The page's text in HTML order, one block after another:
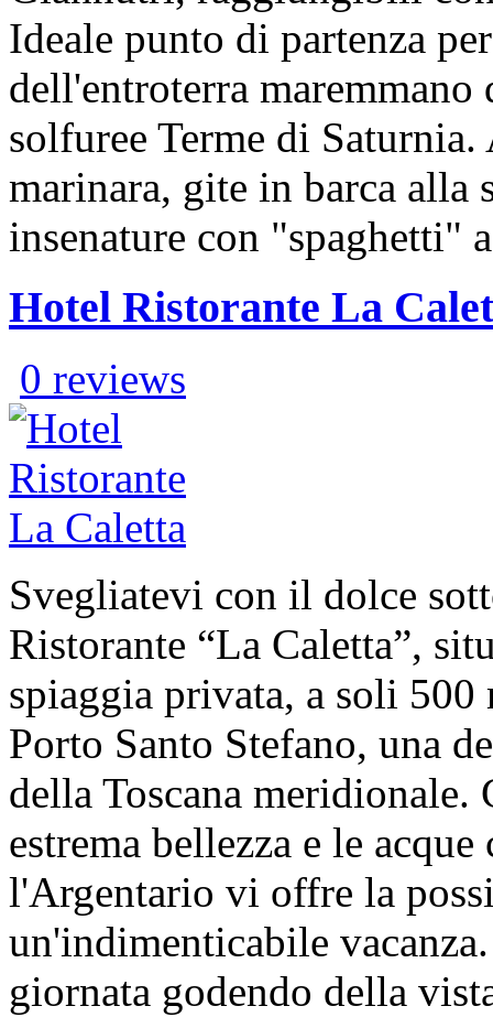
Ideale punto di partenza
dell'entroterra
solfuree Terme di
marinara, gite in barca alla
insenature con "spaghetti"
Hotel Ristorante La
0 reviews
Svegliatevi con il dolce
Ristorante “La Caletta”,
spiaggia privata, a soli
Porto Santo Stefano, una
della Toscana
estrema bellezza e le
l'Argentario vi offre la
un'indimenticabile
giornata godendo della